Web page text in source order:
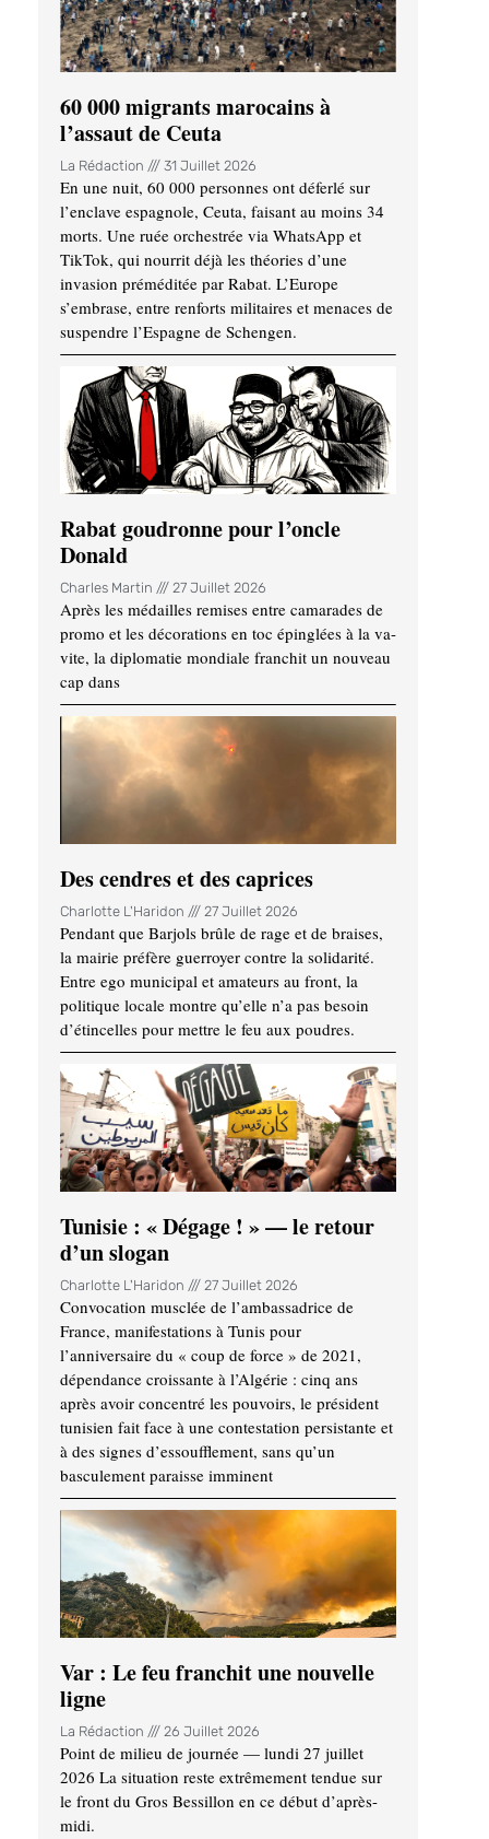
60 000 migrants marocains à
l’assaut de Ceuta
La Rédaction 31 Juillet 2026
En une nuit, 60 000 personnes ont déferlé sur
l’enclave espagnole, Ceuta, faisant au moins 34
morts. Une ruée orchestrée via WhatsApp et
TikTok, qui nourrit déjà les théories d’une
invasion préméditée par Rabat. L’Europe
s’embrase, entre renforts militaires et menaces de
suspendre l’Espagne de Schengen.
Rabat goudronne pour l’oncle
Donald
Charles Martin 27 Juillet 2026
Après les médailles remises entre camarades de
promo et les décorations en toc épinglées à la va-
vite, la diplomatie mondiale franchit un nouveau
cap dans
Des cendres et des caprices
Charlotte L'Haridon 27 Juillet 2026
Pendant que Barjols brûle de rage et de braises,
la mairie préfère guerroyer contre la solidarité.
Entre ego municipal et amateurs au front, la
politique locale montre qu’elle n’a pas besoin
d’étincelles pour mettre le feu aux poudres.
Tunisie : « Dégage ! » — le retour
d’un slogan
Charlotte L'Haridon 27 Juillet 2026
Convocation musclée de l’ambassadrice de
France, manifestations à Tunis pour
l’anniversaire du « coup de force » de 2021,
dépendance croissante à l’Algérie : cinq ans
après avoir concentré les pouvoirs, le président
tunisien fait face à une contestation persistante et
à des signes d’essoufflement, sans qu’un
basculement paraisse imminent
Var : Le feu franchit une nouvelle
ligne
La Rédaction 26 Juillet 2026
Point de milieu de journée — lundi 27 juillet
2026 La situation reste extrêmement tendue sur
le front du Gros Bessillon en ce début d’après-
midi.